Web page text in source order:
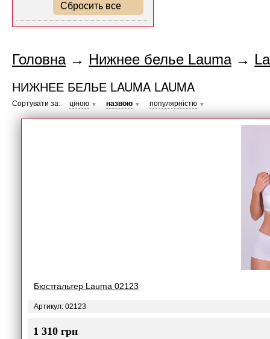
Сбросить все
Головна→ Нижнее белье Lauma→
НИЖНЕЕ БЕЛЬЕ LAUMA LAUMA
Сортувати за: ціною ▼ назвою ▼ популярністю ▼
Бюстгальтер Lauma 02123
Артикул: 02123
1 310 грн